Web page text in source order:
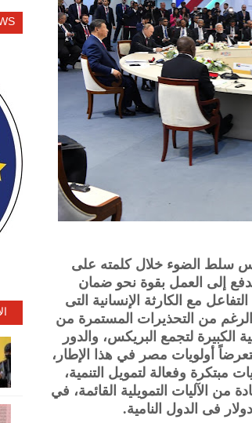
سلط الضوء خلال كلمته على
تدفع إلى العمل بقوة نحو ضمان
مع الكارثة الإنسانية التى
من التحذيرات المستمرة من
الكبيرة لتجمع البريكس، والدور
أولويات مصر في هذا الإطار،
مبتكرة وفعالة لتمويل التنمية،
من الآليات التمويلية القائمة، في